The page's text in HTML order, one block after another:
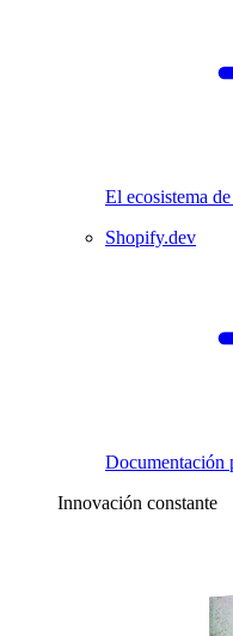
El ecosistema
Shopify.dev
Documentación
Innovación constante